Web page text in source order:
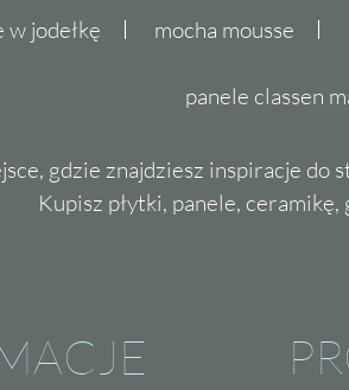
w jodełkę mocha mousse
panele classen
gdzie znajdziesz inspiracje do
Kupisz płytki, panele,